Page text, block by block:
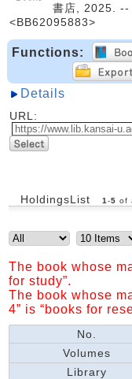
書店, 2025. --
<BB62095883>
Functions:
Details
URL:
HoldingsList 1 -5 of
The book whose
for study”.
The book whose
4” is “books for
No.
Volumes
Library